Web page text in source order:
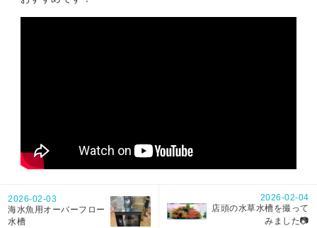
2026-02-03
海水魚用オーバーフロー
水槽
2026-02-04
店頭の水草水槽を撮って
みました📷